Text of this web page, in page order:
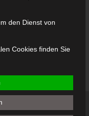
den Dienst von
Cookies finden Sie